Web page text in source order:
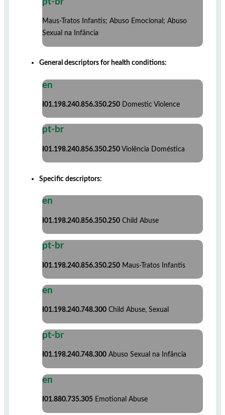
Maus-Tratos Infantis; Abuso Emocional; Abuso
Sexual na Infância
General descriptors for health conditions:
en
I01.198.240.856.350.250 Domestic Violence
pt-br
I01.198.240.856.350.250 Violência Doméstica
Specific descriptors:
en
I01.198.240.856.350.250 Child Abuse
pt-br
I01.198.240.856.350.250 Maus-Tratos Infantis
en
I01.198.240.748.300 Child Abuse, Sexual
pt-br
I01.198.240.748.300 Abuso Sexual na Infância
en
I01.880.735.305 Emotional Abuse